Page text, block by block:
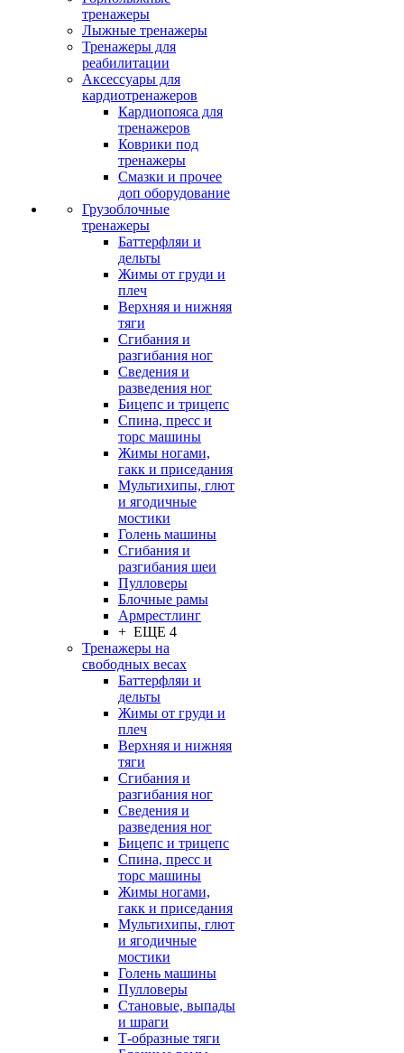
тренажеры
Лыжные тренажеры
Тренажеры для
реабилитации
Аксессуары для
кардиотренажеров
Кардиопояса для
тренажеров
Коврики под
тренажеры
Смазки и прочее
доп оборудование
Грузоблочные
тренажеры
Баттерфляи и
дельты
Жимы от груди и
плеч
Верхняя и нижняя
тяги
Сгибания и
разгибания ног
Сведения и
разведения ног
Бицепс и трицепс
Спина, пресс и
торс машины
Жимы ногами,
гакк и приседания
Мультихипы, глют
и ягодичные
мостики
Голень машины
Сгибания и
разгибания шеи
Пулловеры
Блочные рамы
Армрестлинг
+ ЕЩЕ 4
Тренажеры на
свободных весах
Баттерфляи и
дельты
Жимы от груди и
плеч
Верхняя и нижняя
тяги
Сгибания и
разгибания ног
Сведения и
разведения ног
Бицепс и трицепс
Спина, пресс и
торс машины
Жимы ногами,
гакк и приседания
Мультихипы, глют
и ягодичные
мостики
Голень машины
Пулловеры
Становые, выпады
и шраги
Т-образные тяги